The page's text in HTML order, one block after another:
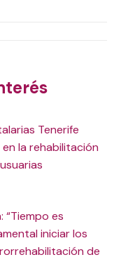
Tenerife
la rehabilitación
“Tiempo es
iniciar los
de